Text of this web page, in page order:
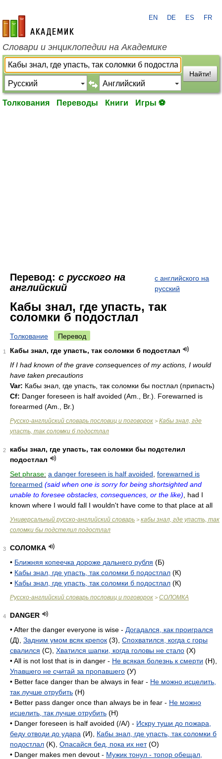
academic.ru
EN DE ES FR
Словари и энциклопедии на Академике
Найти!
Толкования Переводы Книги Игры ⚽
Перевод: с русского на
английский
с английского на
русский
Кабы знал, где упасть, так
соломки б подостлал
Толкование Перевод
1
Кабы знал, где упасть, так соломки б подостлал
If I had known of the grave consequences of my actions, I would
have taken precautions
Var: Кабы знал, где упасть, так соломки бы постлал (припасть)
Cf: Danger foreseen is half avoided (Am. Br.). Forewarned is
forearmed (Am. Br.)
Русско-английский словарь пословиц и поговорок > Кабы знал, где
упасть, так соломки б подостлал
2
кабы знал, где упасть, так соломки бы подстелил
подостлал
Set phrase: a danger foreseen is half avoided forewarned is
forearmed (said when one is sorry for being shortsighted and
unable to foresee obstacles, consequences, or the like) , had I
known where I would fall I wouldn't have come to that place at all
Универсальный русско-английский словарь > кабы знал, где упасть, так
соломки бы подстелил подостлал
3
СОЛОМКА
• Ближняя копеечка дороже дальнего рубля (Б)
• Кабы знал, где упасть, так соломки б подостлал (К)
• Кабы знал, где упасть, так соломки б подостлал (К)
Русско-английский словарь пословиц и поговорок > СОЛОМКА
4
DANGER
• After the danger everyone is wise - Догадался, как проигрался
(Д), Задним умом всяк крепок (3), Спохватился, когда с горы
свалился (C), Хватился шапки, когда головы не стало (X)
• All is not lost that is in danger - Не всякая болезнь к смерти (H),
Упавшего не считай за пропавшего (У)
• Better face danger than be always in fear - Не можно исцелить,
так лучше отрубить (H)
• Better pass danger once than always be in fear - Не можно
исцелить, так лучше отрубить (H)
• Danger foreseen is half avoided (/A/) - Искру туши до пожара,
беду отводи до удара (И), Кабы знал, где упасть, так соломки б
подостлал (K), Опасайся бед, пока их нет(O)
• Danger makes men devout - Мужик тонул - топор обещал,